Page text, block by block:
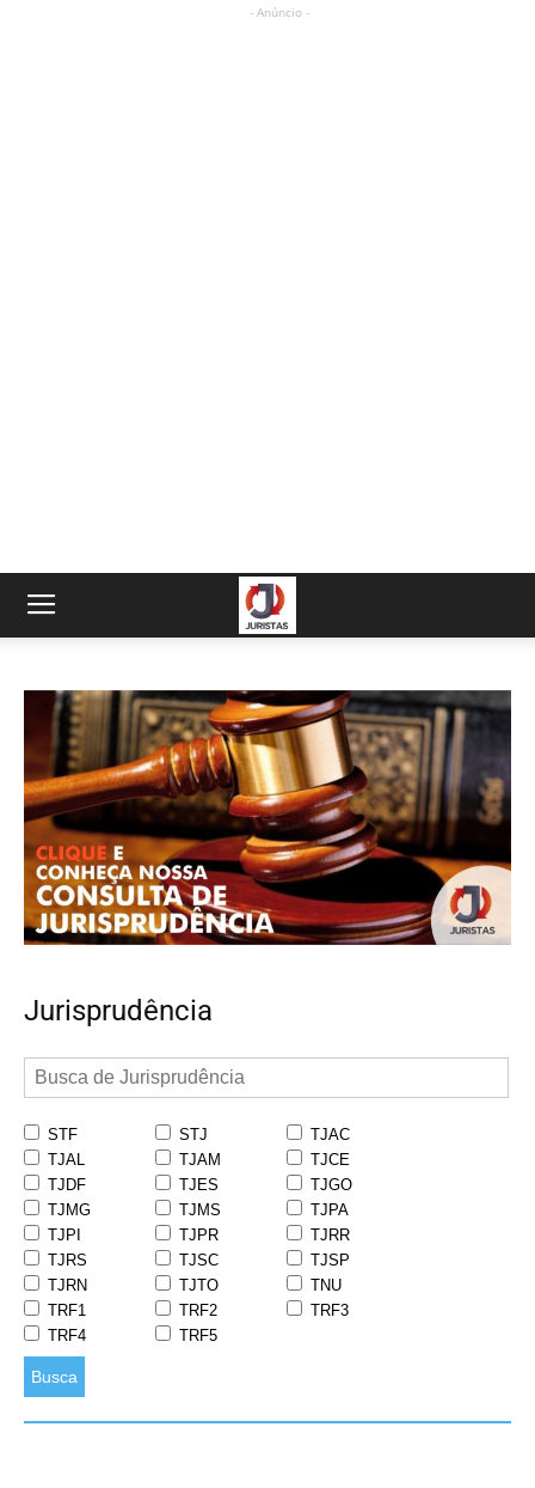
- Anúncio -
Jurisprudência
STF STJ
TJAC
TJAL
TJAM
TJCE
TJDF
TJES
TJGO
TJMG
TJMS
TJPA
TJPI
TJPR
TJRR
TJRS
TJSC
TJSP
TJRN
TJTO
TNU
TRF1
TRF2
TRF3
TRF4
TRF5
Busca